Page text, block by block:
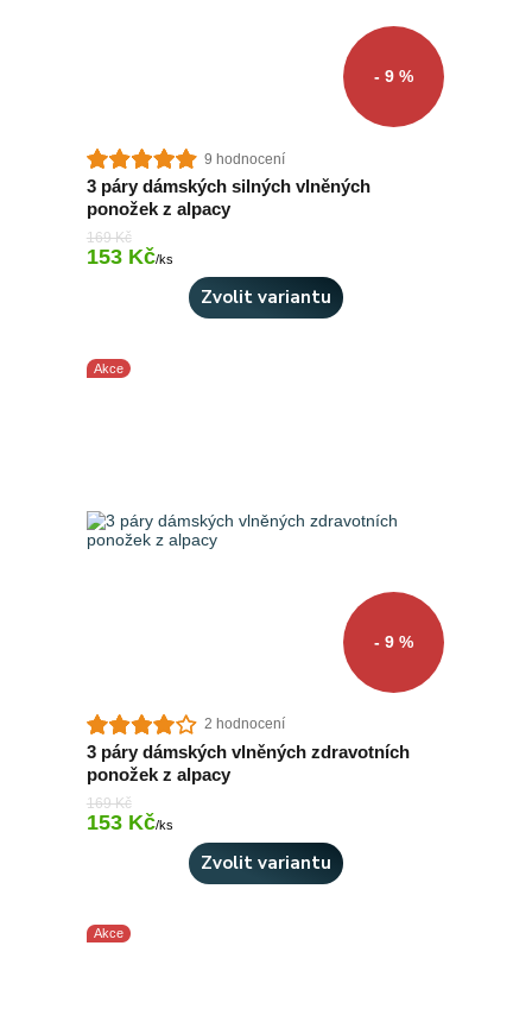
- 9 %
9 hodnocení
3 páry dámských silných vlněných
ponožek z alpacy
169 Kč
153 Kč/ks
Zvolit variantu
Akce
- 9 %
2 hodnocení
3 páry dámských vlněných zdravotních
ponožek z alpacy
169 Kč
153 Kč/ks
Zvolit variantu
Akce